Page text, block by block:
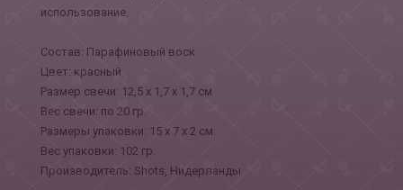
использование.
Состав: Парафиновый воск
Цвет: красный
Размер свечи: 12,5 х 1,7 х 1,7 см
Вес свечи: по 20 гр.
Размеры упаковки: 15 х 7 х 2 см.
Вес упаковки: 102 гр.
Производитель: Shots, Нидерланды